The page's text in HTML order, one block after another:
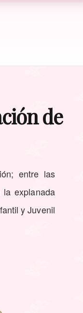
de
entre las
explanada
y Juvenil